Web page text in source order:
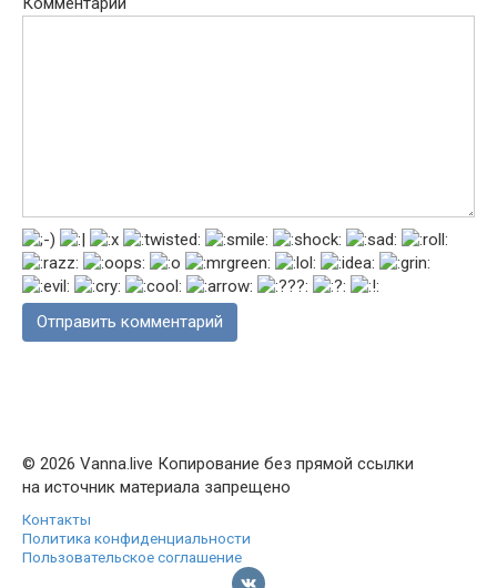
© 2026 Vanna.live Копирование без прямой ссылки
на источник материала запрещено
Контакты
Политика конфиденциальности
Пользовательское соглашение